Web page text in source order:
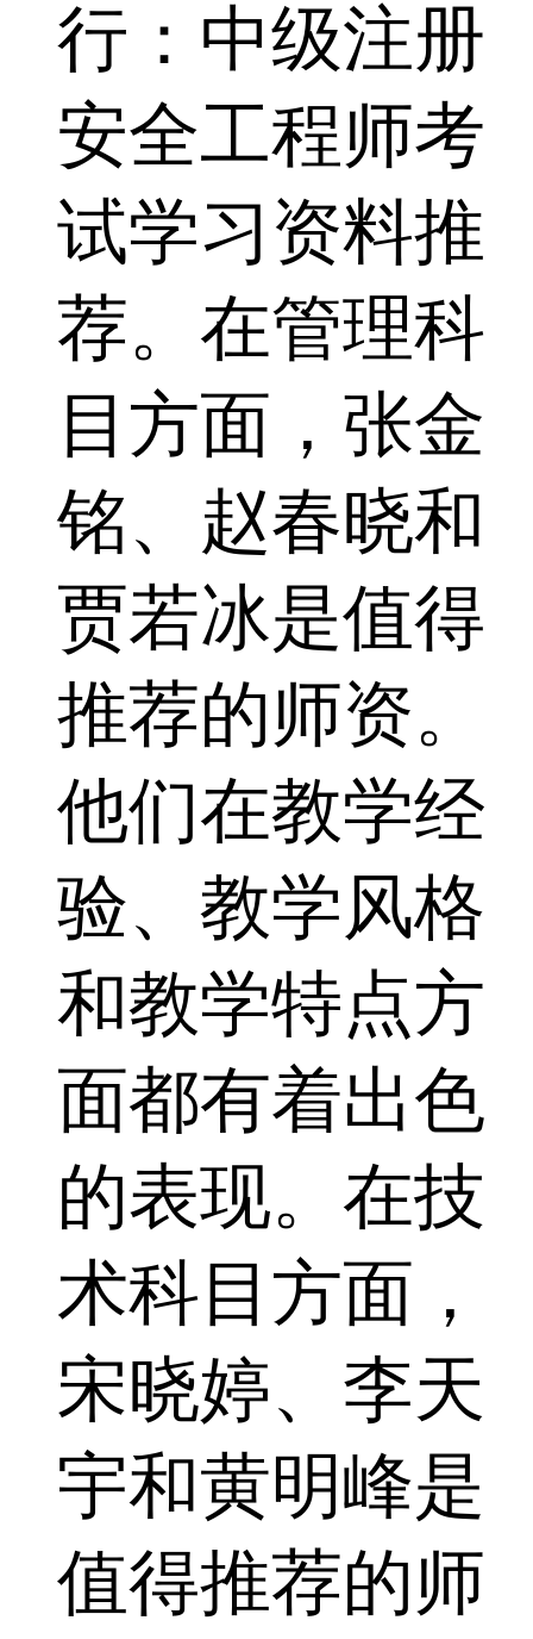
行：中级注册
安全工程师考
试学习资料推
荐。在管理科
目方面，张金
铭、赵春晓和
贾若冰是值得
推荐的师资。
他们在教学经
验、教学风格
和教学特点方
面都有着出色
的表现。在技
术科目方面，
宋晓婷、李天
宇和黄明峰是
值得推荐的师